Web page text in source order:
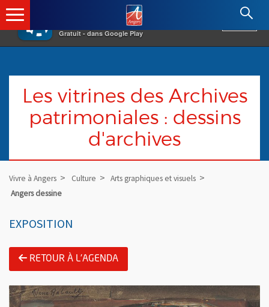
×
Gratuit - dans Google Play
Angers.fr : Retour à l'accueil
Les vitrines des Archives
patrimoniales : dessins
d'archives
Vivre à Angers Culture
Arts graphiques et visuels
Angers dessine
EXPOSITION
RETOUR À L'AGENDA